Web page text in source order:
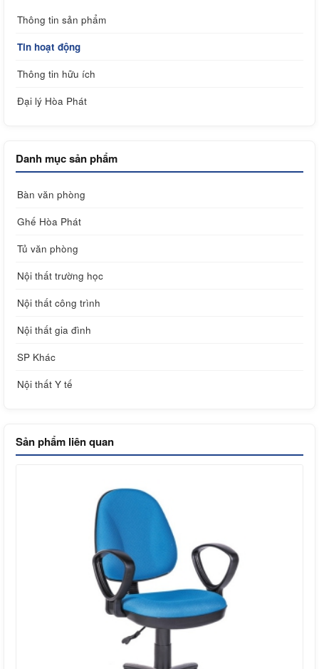
Thông tin sản phẩm
Tin hoạt động
Thông tin hữu ích
Đại lý Hòa Phát
Danh mục sản phẩm
Bàn văn phòng
Ghế Hòa Phát
Tủ văn phòng
Nội thất trường học
Nội thất công trình
Nội thất gia đình
SP Khác
Nội thất Y tế
Sản phẩm liên quan